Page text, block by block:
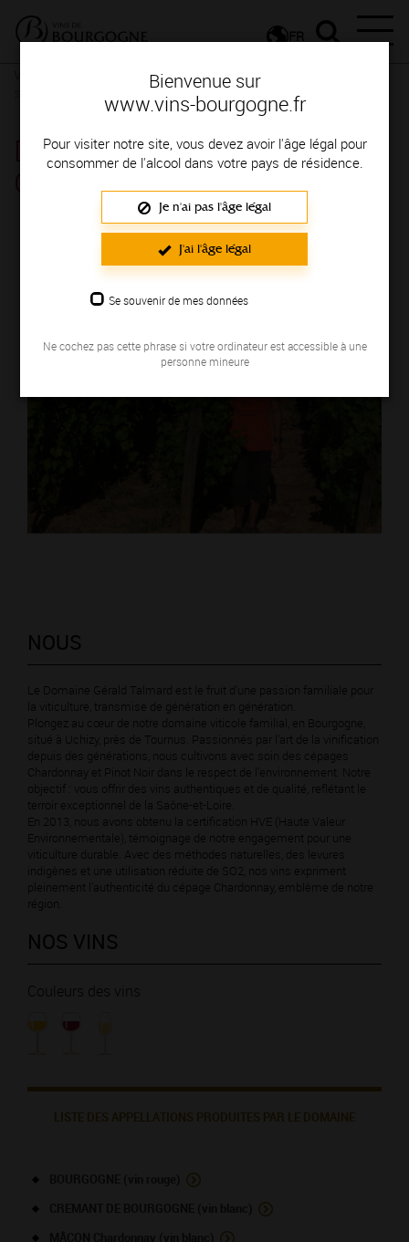
Bienvenue sur
www.vins-bourgogne.fr
Pour visiter notre site, vous devez avoir l'âge légal pour
consommer de l'alcool dans votre pays de résidence.
Je n'ai pas l'âge légal
J'ai l'âge légal
Se souvenir de mes données
Ne cochez pas cette phrase si votre ordinateur est accessible à une
personne mineure
FR
Femmes et hommes passionnés
DOMAINE TALMARD
GÉRALD
Région de production : MACONNAIS
NOUS
Le Domaine Gérald Talmard est le fruit d’une passion familiale pour
la viticulture, transmise de génération en génération.
Plongez au cœur de notre domaine viticole familial, en Bourgogne,
situé à Uchizy, près de Tournus. Passionnés par l’art de la vinification
depuis des générations, nous cultivons avec soin des cépages
Chardonnay et Pinot Noir dans le respect de l’environnement. Notre
objectif : vous offrir des vins authentiques et de qualité, reflétant le
terroir exceptionnel de la Saône-et-Loire.
En 2013, nous avons obtenu la certification HVE (Haute Valeur
Environnementale), témoignage de notre engagement pour une
viticulture durable. Avec des méthodes naturelles, des levures
indigènes et une utilisation réduite de SO2, nos vins expriment
pleinement l’authenticité du cépage Chardonnay, emblème de notre
région.
NOS VINS
Couleurs des vins
LISTE DES APPELLATIONS PRODUITES PAR LE DOMAINE